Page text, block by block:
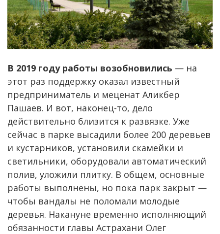
В 2019 году работы возобновились — на
этот раз поддержку оказал известный
предприниматель и меценат Аликбер
Пашаев. И вот, наконец-то, дело
действительно близится к развязке. Уже
сейчас в парке высадили более 200 деревьев
и кустарников, установили скамейки и
светильники, оборудовали автоматический
полив, уложили плитку. В общем, основные
работы выполнены, но пока парк закрыт —
чтобы вандалы не поломали молодые
деревья. Накануне временно исполняющий
обязанности главы Астрахани Олег